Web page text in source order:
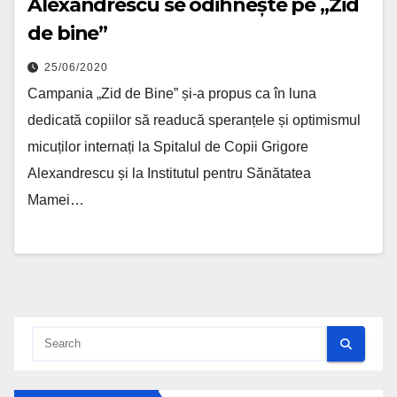
de bine”
25/06/2020
Campania „Zid de Bine” și-a propus ca în luna
dedicată copiilor să readucă speranțele și optimismul
micuților internați la Spitalul de Copii Grigore
Alexandrescu și la Institutul pentru Sănătatea
Mamei…